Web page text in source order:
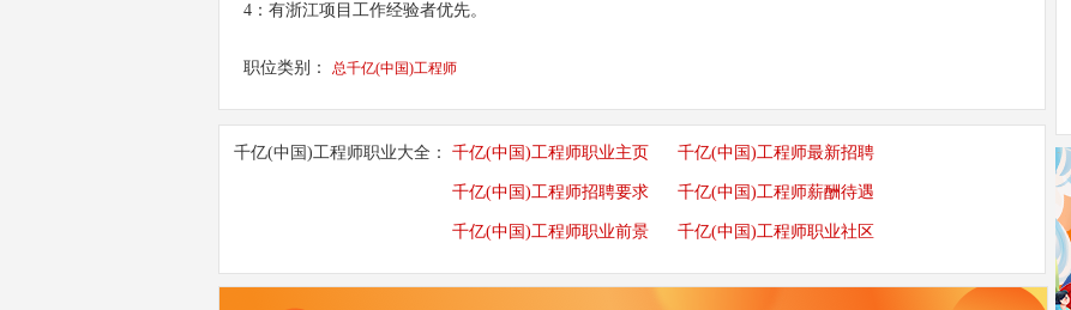
4：有浙江项目工作经验者优先。
职位类别： 总千亿(中国)工程师
千亿(中国)工程师职业大全： 千亿(中国)工程师职业主页 千亿(中国)工程师最新招聘
千亿(中国)工程师招聘要求 千亿(中国)工程师薪酬待遇
千亿(中国)工程师职业前景 千亿(中国)工程师职业社区